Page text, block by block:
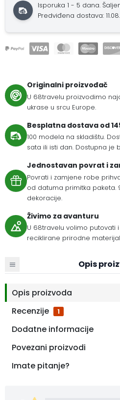
Isporuka 1 - 5 dana.
Predviđena dostava:
Originalni proizvođač
U 68travelu proizvodimo
ukrase u srcu Europe.
Besplatna dostava od
100 modela na skladištu.
sata ili isti dan. Dostupna je
Jednostavan povrat i
Povrati i zamjene robe
od datuma primitka paketa.
dekoracije.
Živimo za avanturu
U 68travelu volimo putovati
reciklirane prirodne
Opis
Opis proizvoda
Recenzije
1
Dodatne informacije
Povezani proizvodi
Imate pitanje?